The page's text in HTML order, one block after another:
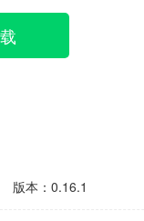
版本：0.16.1